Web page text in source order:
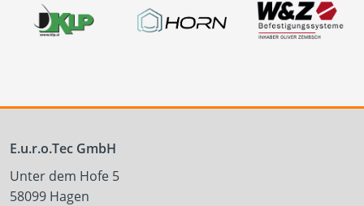
E.u.r.o.Tec GmbH
Unter dem Hofe 5
58099 Hagen